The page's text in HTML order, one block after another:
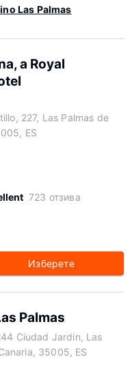
Las Palmas
a Royal
227, Las Palmas de
ES
723 отзива
Изберете
Palmas
Ciudad Jardin, Las
35005, ES